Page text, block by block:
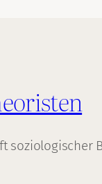
soziologischer